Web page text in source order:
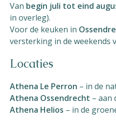
Van begin juli tot eind
in overleg).
Voor de keuken in
versterking in de weekends
Locaties
Athena Le Perron – in de
Athena Ossendrecht – aan
Athena Helios – in de